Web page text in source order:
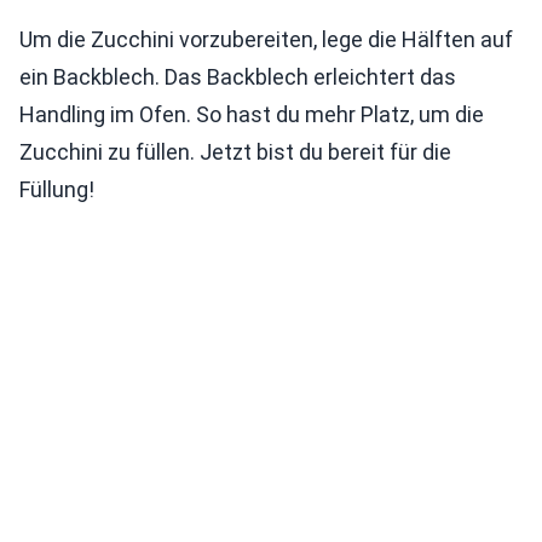
Um die Zucchini vorzubereiten, lege die Hälften auf
ein Backblech. Das Backblech erleichtert das
Handling im Ofen. So hast du mehr Platz, um die
Zucchini zu füllen. Jetzt bist du bereit für die
Füllung!